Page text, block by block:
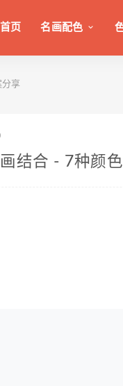
首页 名画配色
分享
结合 - 7种颜